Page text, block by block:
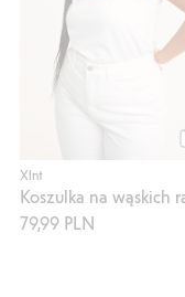
Xlnt
79,99 PLN